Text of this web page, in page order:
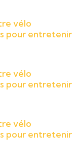
vélo
pour entretenir
vélo
pour entretenir
vélo
pour entretenir